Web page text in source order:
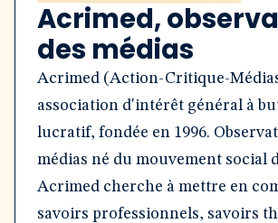
Acrimed,
des médias
Acrimed (Action-Critique-
association d'intérêt général à
lucratif, fondée en 1996.
médias né du mouvement social
Acrimed cherche à mettre en
savoirs professionnels, savoirs